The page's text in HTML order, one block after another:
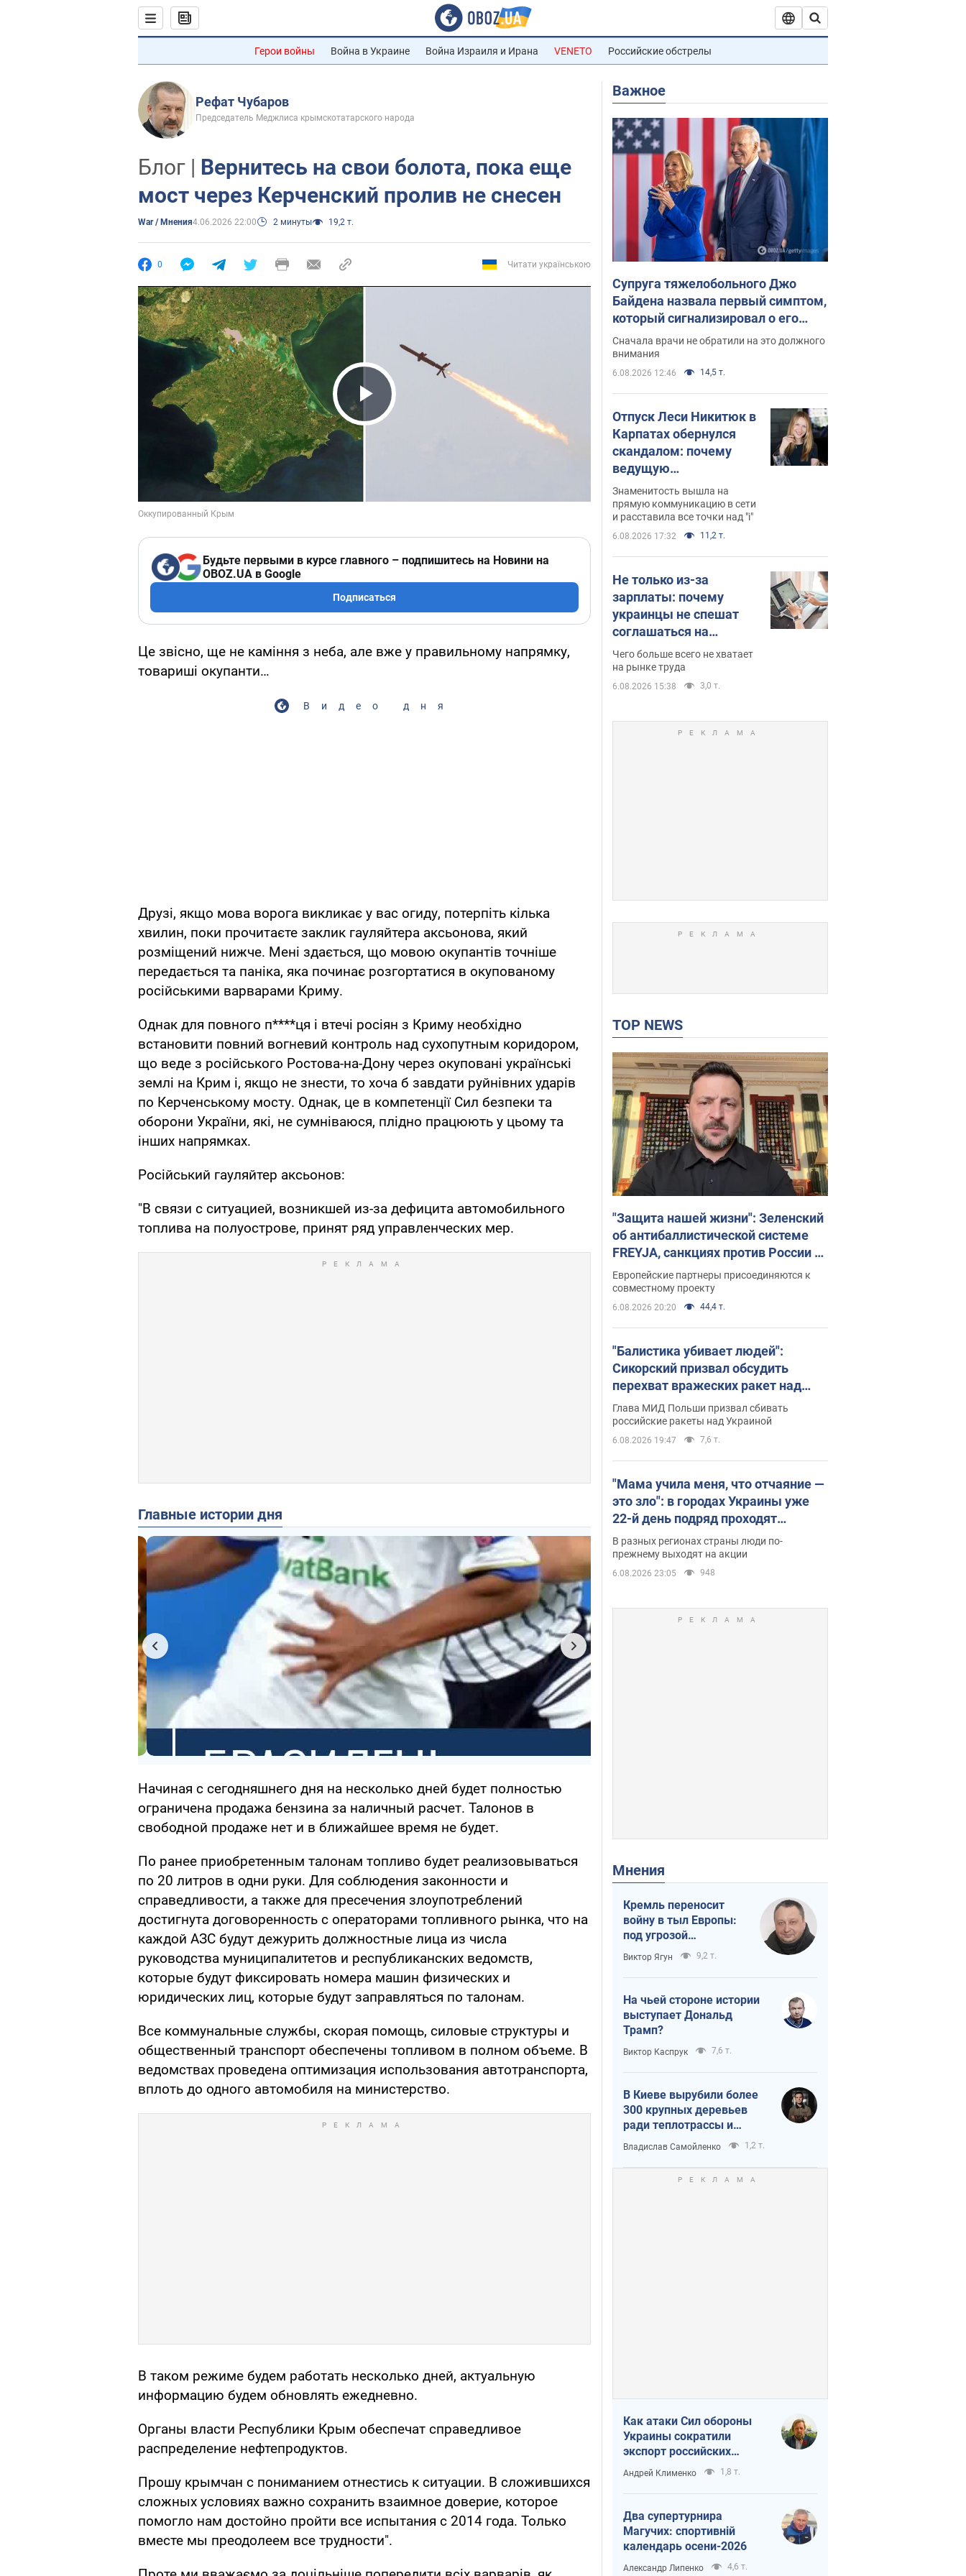
Герои войны Война в Украине Война Израиля и Ирана VENETO Российские обстрелы
Рефат Чубаров
Председатель Меджлиса крымскотатарского народа
Блог | Вернитесь на свои болота, пока еще
мост через Керченский пролив не снесен
War / Мнения4.06.2026 22:00 2 минуты 19,2 т.
0 Читати українською
Play Video
Будьте первыми в курсе главного – подпишитесь на Новини на
OBOZ.UA в Google
Подписаться
Це звісно, ще не каміння з неба, але вже у правильному напрямку,
товариші окупанти…
Видео дня
Друзі, якщо мова ворога викликає у вас огиду, потерпіть кілька
хвилин, поки прочитаєте заклик гауляйтера аксьонова, який
розміщений нижче. Мені здається, що мовою окупантів точніше
передається та паніка, яка починає розгортатися в окупованому
російськими варварами Криму.
Однак для повного п****ця і втечі росіян з Криму необхідно
встановити повний вогневий контроль над сухопутным коридором,
що веде з російського Ростова-на-Дону через окуповані українські
землі на Крим і, якщо не знести, то хоча б завдати руйнівних ударів
по Керченському мосту. Однак, це в компетенції Сил безпеки та
оборони України, які, не сумніваюся, плідно працюють у цьому та
інших напрямках.
Російський гауляйтер аксьонов:
"В связи с ситуацией, возникшей из-за дефицита автомобильного
топлива на полуострове, принят ряд управленческих мер.
Главные истории дня
Начиная с сегодняшнего дня на несколько дней будет полностью
ограничена продажа бензина за наличный расчет. Талонов в
свободной продаже нет и в ближайшее время не будет.
По ранее приобретенным талонам топливо будет реализовываться
по 20 литров в одни руки. Для соблюдения законности и
справедливости, а также для пресечения злоупотреблений
достигнута договоренность с операторами топливного рынка, что на
каждой АЗС будут дежурить должностные лица из числа
руководства муниципалитетов и республиканских ведомств,
которые будут фиксировать номера машин физических и
юридических лиц, которые будут заправляться по талонам.
Все коммунальные службы, скорая помощь, силовые структуры и
общественный транспорт обеспечены топливом в полном объеме. В
ведомствах проведена оптимизация использования автотранспорта,
вплоть до одного автомобиля на министерство.
В таком режиме будем работать несколько дней, актуальную
информацию будем обновлять ежедневно.
Органы власти Республики Крым обеспечат справедливое
распределение нефтепродуктов.
Прошу крымчан с пониманием отнестись к ситуации. В сложившихся
сложных условиях важно сохранить взаимное доверие, которое
помогло нам достойно пройти все испытания с 2014 года. Только
вместе мы преодолеем все трудности".
Важное
Супруга тяжелобольного Джо
Байдена назвала первый симптом,
который сигнализировал о его
"агрессивном" раке
Сначала врачи не обратили на это должного
внимания
6.08.2026 12:46 14,5 т.
Отпуск Леси Никитюк в
Карпатах обернулся
скандалом: почему
ведущую
несправедливо
захейтили
Знаменитость вышла на
прямую коммуникацию в сети
и расставила все точки над "i"
6.08.2026 17:32 11,2 т.
Не только из-за
зарплаты: почему
украинцы не спешат
соглашаться на
вакансии
Чего больше всего не хватает
на рынке труда
6.08.2026 15:38 3,0 т.
TOP NEWS
"Защита нашей жизни": Зеленский
об антибаллистической системе
FREYJA, санкциях против России и
поддержке аграриев. Видео
Европейские партнеры присоединяются к
совместному проекту
6.08.2026 20:20 44,4 т.
"Балистика убивает людей":
Сикорский призвал обсудить
перехват вражеских ракет над
Украиной
Глава МИД Польши призвал сбивать
российские ракеты над Украиной
6.08.2026 19:47 7,6 т.
"Мама учила меня, что отчаяние —
это зло": в городах Украины уже
22-й день подряд проходят
массовые митинги за
возвращение Федорова. Фото и
видео
В разных регионах страны люди по-
прежнему выходят на акции
6.08.2026 23:05 948
Мнения
Кремль переносит
войну в тыл Европы:
под угрозой
критическая
логистика
Виктор Ягун 9,2 т.
На чьей стороне истории
выступает Дональд
Трамп?
Виктор Каспрук 7,6 т.
В Киеве вырубили более
300 крупных деревьев
ради теплотрассы и
вопреки Генплану
Владислав Самойленко 1,2 т.
Как атаки Сил обороны
Украины сократили
экспорт российских
нефтепродуктов
Андрей Клименко 1,8 т.
Два супертурнира
Магучих: спортивній
календарь осени-2026
Александр Липенко 4,6 т.